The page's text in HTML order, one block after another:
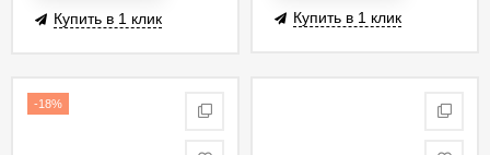
Купить в 1 клик Купить в 1 клик
-18%